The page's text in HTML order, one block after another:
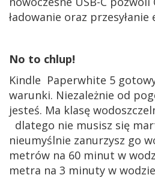
ładowanie oraz przesyłanie
No to chlup!
Kindle Paperwhite 5
warunki. Niezależnie od
jesteś. Ma klasę
dlatego nie musisz się
nieumyślnie zanurzysz go
metrów na 60 minut w
metra na 3 minuty w